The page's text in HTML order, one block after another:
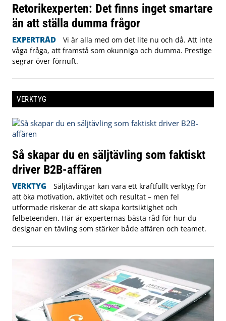
Retorikexperten: Det finns inget smartare
än att ställa dumma frågor
EXPERTRÅD
Vi är alla med om det lite nu och då. Att inte
våga fråga, att framstå som okunniga och dumma. Prestige
segrar över förnuft.
VERKTYG
Så skapar du en säljtävling som faktiskt
driver B2B-affären
VERKTYG
Säljtävlingar kan vara ett kraftfullt verktyg för
att öka motivation, aktivitet och resultat – men fel
utformade riskerar de att skapa kortsiktighet och
felbeteenden. Här är experternas bästa råd för hur du
designar en tävling som stärker både affären och teamet.